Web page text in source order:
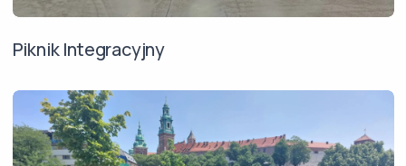
Piknik Integracyjny